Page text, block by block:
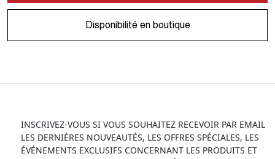
Disponibilité en boutique
INSCRIVEZ-VOUS SI VOUS SOUHAITEZ RECEVOIR PAR EMAIL
LES DERNIÈRES NOUVEAUTÉS, LES OFFRES SPÉCIALES, LES
ÉVÉNEMENTS EXCLUSIFS CONCERNANT LES PRODUITS ET